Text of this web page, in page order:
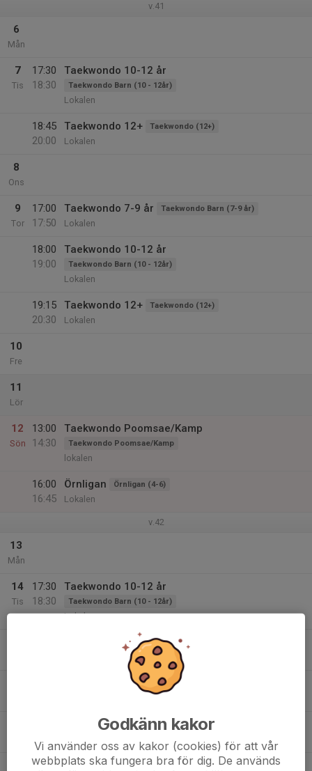
v.41
6
Mån
7
Tis
17:30
18:30
Taekwondo 10-12 år
Taekwondo Barn (10 - 12år)
Lokalen
18:45
20:00
Taekwondo 12+ Taekwondo (12+)
Lokalen
8
Ons
9
Tor
17:00
17:50
Taekwondo 7-9 år Taekwondo Barn (7-9 år)
Lokalen
18:00
19:00
Taekwondo 10-12 år
Taekwondo Barn (10 - 12år)
Lokalen
19:15
20:30
Taekwondo 12+ Taekwondo (12+)
Lokalen
10
Fre
11
Lör
12
Sön
13:00
14:30
Taekwondo Poomsae/Kamp
Taekwondo Poomsae/Kamp
lokalen
16:00
16:45
Örnligan Örnligan (4-6)
Lokalen
v.42
13
Mån
14
Tis
17:30
18:30
Taekwondo 10-12 år
Taekwondo Barn (10 - 12år)
Lokalen
Taekwondo 12+ Taekwondo (12+)
17:50
Taekwondo 7-9 år Taekwondo Barn (7-9 år)
Lokalen
18:00
Taekwondo 10-12 år
Godkänn kakor
Vi använder oss av kakor (cookies) för att vår
webbplats ska fungera bra för dig. De används